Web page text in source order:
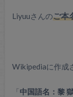
Liyuuさんのご本
Wikipediaに作成
「中国語名：黎